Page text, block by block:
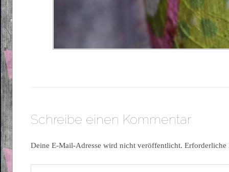
Schreibe einen Kommentar
Deine E-Mail-Adresse wird nicht veröffentlicht.